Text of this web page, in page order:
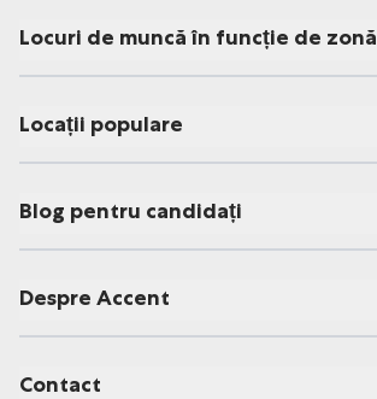
Locuri de muncă în funcție de zonă
Locații populare
Blog pentru candidați
Despre Accent
Contact